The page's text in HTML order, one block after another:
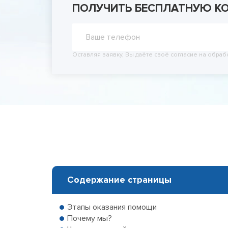
ПОЛУЧИТЬ БЕСПЛАТНУЮ
Оставляя заявку, Вы даёте своё согласие на
Содержание страницы
Этапы оказания помощи
Почему мы?